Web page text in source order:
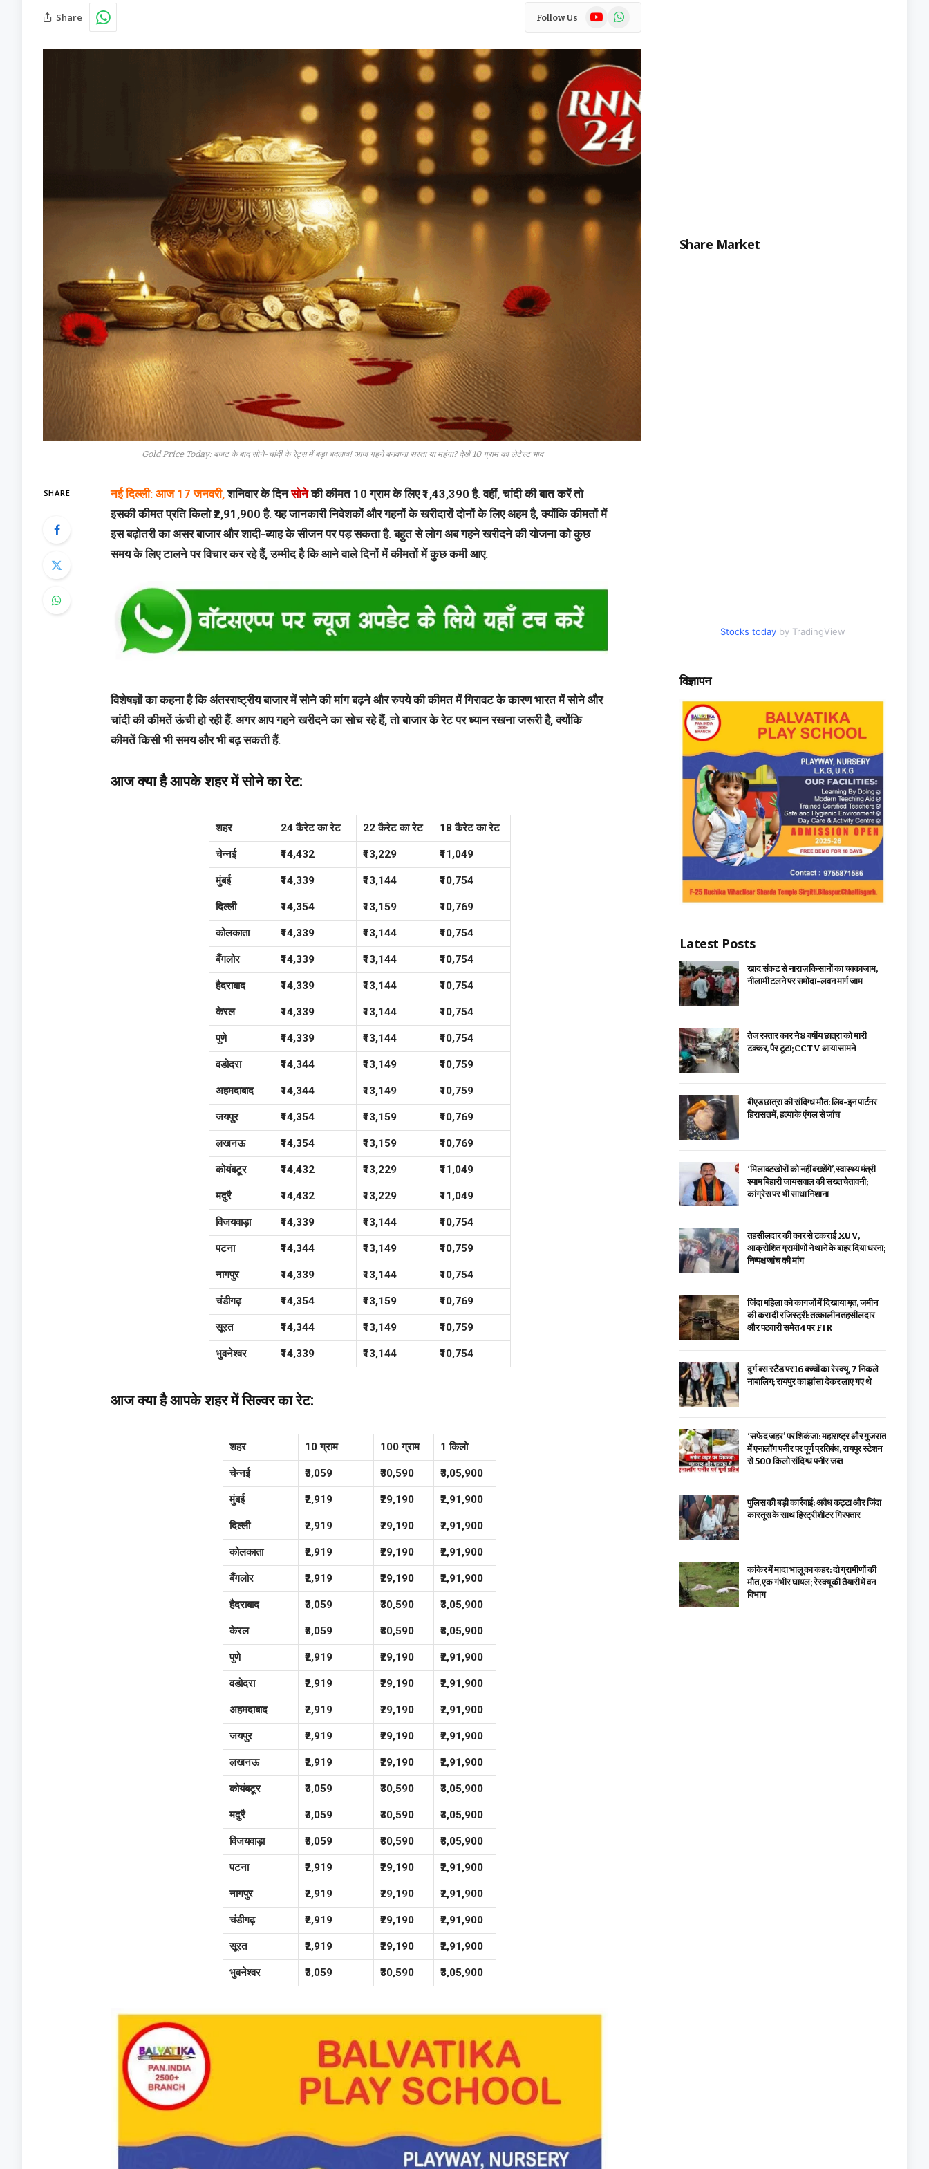
Share Follow Us YouTubeWhatsApp
Gold Price Today: बजट के बाद सोने-चांदी के रेट्स में बड़ा बदलाव! आज गहने बनवाना सस्ता या महंगा? देखें 10 ग्राम का लेटेस्ट भाव
SHARE नई दिल्ली: आज 17 जनवरी,शनिवार के दिनसोनेकी कीमत 10 ग्राम के लिए ₹1,43,390 है. वहीं, चांदी की बात करें तो
इसकी कीमत प्रति किलो ₹2,91,900 है. यह जानकारी निवेशकों और गहनों के खरीदारों दोनों के लिए अहम है, क्योंकि कीमतों में
इस बढ़ोतरी का असर बाजार और शादी-ब्याह के सीजन पर पड़ सकता है. बहुत से लोग अब गहने खरीदने की योजना को कुछ
समय के लिए टालने पर विचार कर रहे हैं, उम्मीद है कि आने वाले दिनों में कीमतों में कुछ कमी आए.
विशेषज्ञों का कहना है कि अंतरराष्ट्रीय बाजार में सोने की मांग बढ़ने और रुपये की कीमत में गिरावट के कारण भारत में सोने और
चांदी की कीमतें ऊंची हो रही हैं. अगर आप गहने खरीदने का सोच रहे हैं, तो बाजार के रेट पर ध्यान रखना जरूरी है, क्योंकि
कीमतें किसी भी समय और भी बढ़ सकती हैं.
आज क्या है आपके शहर में सोने का रेट:
शहर 24 कैरेट का रेट 22 कैरेट का रेट 18 कैरेट का रेट
चेन्नई ₹14,432 ₹13,229 ₹11,049
मुंबई ₹14,339 ₹13,144 ₹10,754
दिल्ली ₹14,354 ₹13,159 ₹10,769
कोलकाता ₹14,339 ₹13,144 ₹10,754
बैंगलोर ₹14,339 ₹13,144 ₹10,754
हैदराबाद ₹14,339 ₹13,144 ₹10,754
केरल ₹14,339 ₹13,144 ₹10,754
पुणे ₹14,339 ₹13,144 ₹10,754
वडोदरा ₹14,344 ₹13,149 ₹10,759
अहमदाबाद ₹14,344 ₹13,149 ₹10,759
जयपुर ₹14,354 ₹13,159 ₹10,769
लखनऊ ₹14,354 ₹13,159 ₹10,769
कोयंबटूर ₹14,432 ₹13,229 ₹11,049
मदुरै ₹14,432 ₹13,229 ₹11,049
विजयवाड़ा ₹14,339 ₹13,144 ₹10,754
पटना ₹14,344 ₹13,149 ₹10,759
नागपुर ₹14,339 ₹13,144 ₹10,754
चंडीगढ़ ₹14,354 ₹13,159 ₹10,769
सूरत ₹14,344 ₹13,149 ₹10,759
भुवनेश्वर ₹14,339 ₹13,144 ₹10,754
आज क्या है आपके शहर में सिल्वर का रेट:
शहर 10 ग्राम 100 ग्राम 1 किलो
चेन्नई ₹3,059 ₹30,590 ₹3,05,900
मुंबई ₹2,919 ₹29,190 ₹2,91,900
दिल्ली ₹2,919 ₹29,190 ₹2,91,900
कोलकाता ₹2,919 ₹29,190 ₹2,91,900
बैंगलोर ₹2,919 ₹29,190 ₹2,91,900
हैदराबाद ₹3,059 ₹30,590 ₹3,05,900
केरल ₹3,059 ₹30,590 ₹3,05,900
पुणे ₹2,919 ₹29,190 ₹2,91,900
वडोदरा ₹2,919 ₹29,190 ₹2,91,900
अहमदाबाद ₹2,919 ₹29,190 ₹2,91,900
जयपुर ₹2,919 ₹29,190 ₹2,91,900
लखनऊ ₹2,919 ₹29,190 ₹2,91,900
कोयंबटूर ₹3,059 ₹30,590 ₹3,05,900
मदुरै ₹3,059 ₹30,590 ₹3,05,900
विजयवाड़ा ₹3,059 ₹30,590 ₹3,05,900
पटना ₹2,919 ₹29,190 ₹2,91,900
नागपुर ₹2,919 ₹29,190 ₹2,91,900
चंडीगढ़ ₹2,919 ₹29,190 ₹2,91,900
सूरत ₹2,919 ₹29,190 ₹2,91,900
भुवनेश्वर ₹3,059 ₹30,590 ₹3,05,900
Share Market
Stocks today by TradingView
विज्ञापन
Latest Posts
खाद संकट से नाराज़ किसानों का चक्काजाम,
नीलामी टलने पर समोदा-लवन मार्ग जाम
तेज रफ्तार कार ने 8 वर्षीय छात्रा को मारी
टक्कर, पैर टूटा; CCTV आया सामने
बीएड छात्रा की संदिग्ध मौत: लिव-इन पार्टनर
हिरासत में, हत्या के एंगल से जांच
‘मिलावटखोरों को नहीं बख्शेंगे’, स्वास्थ्य मंत्री
श्याम बिहारी जायसवाल की सख्त चेतावनी;
कांग्रेस पर भी साधा निशाना
तहसीलदार की कार से टकराई XUV,
आक्रोशित ग्रामीणों ने थाने के बाहर दिया धरना;
निष्पक्ष जांच की मांग
जिंदा महिला को कागजों में दिखाया मृत, जमीन
की करा दी रजिस्ट्री: तत्कालीन तहसीलदार
और पटवारी समेत 4 पर FIR
दुर्ग बस स्टैंड पर 16 बच्चों का रेस्क्यू, 7 निकले
नाबालिग; रायपुर का झांसा देकर लाए गए थे
‘सफेद जहर’ पर शिकंजा: महाराष्ट्र और गुजरात
में एनालॉग पनीर पर पूर्ण प्रतिबंध, रायपुर स्टेशन
से 500 किलो संदिग्ध पनीर जब्त
पुलिस की बड़ी कार्रवाई: अवैध कट्टा और जिंदा
कारतूस के साथ हिस्ट्रीशीटर गिरफ्तार
कांकेर में मादा भालू का कहर: दो ग्रामीणों की
मौत, एक गंभीर घायल; रेस्क्यू की तैयारी में वन
विभाग